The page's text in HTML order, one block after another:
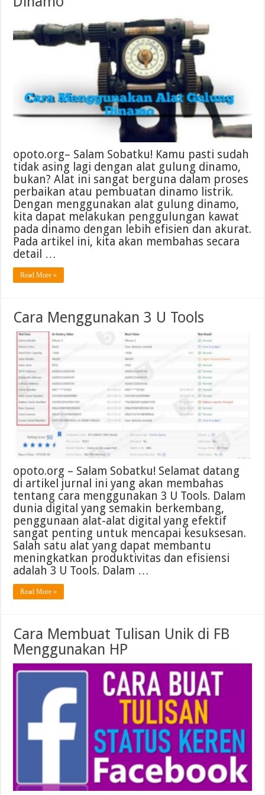
opoto.org– Salam Sobatku! Kamu pasti sudah
tidak asing lagi dengan alat gulung dinamo,
bukan? Alat ini sangat berguna dalam proses
perbaikan atau pembuatan dinamo listrik.
Dengan menggunakan alat gulung dinamo,
kita dapat melakukan penggulungan kawat
pada dinamo dengan lebih efisien dan akurat.
Pada artikel ini, kita akan membahas secara
detail …
Read More »
Cara Menggunakan 3 U Tools
opoto.org – Salam Sobatku! Selamat datang
di artikel jurnal ini yang akan membahas
tentang cara menggunakan 3 U Tools. Dalam
dunia digital yang semakin berkembang,
penggunaan alat-alat digital yang efektif
sangat penting untuk mencapai kesuksesan.
Salah satu alat yang dapat membantu
meningkatkan produktivitas dan efisiensi
adalah 3 U Tools. Dalam …
Read More »
Cara Membuat Tulisan Unik di FB
Menggunakan HP